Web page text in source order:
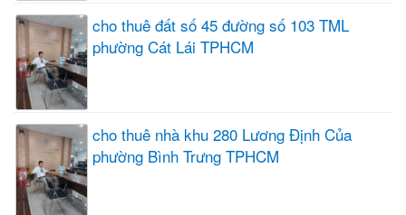
cho thuê đất số 45 đường số 103 TML
phường Cát Lái TPHCM
cho thuê nhà khu 280 Lương Định Của
phường Bình Trưng TPHCM